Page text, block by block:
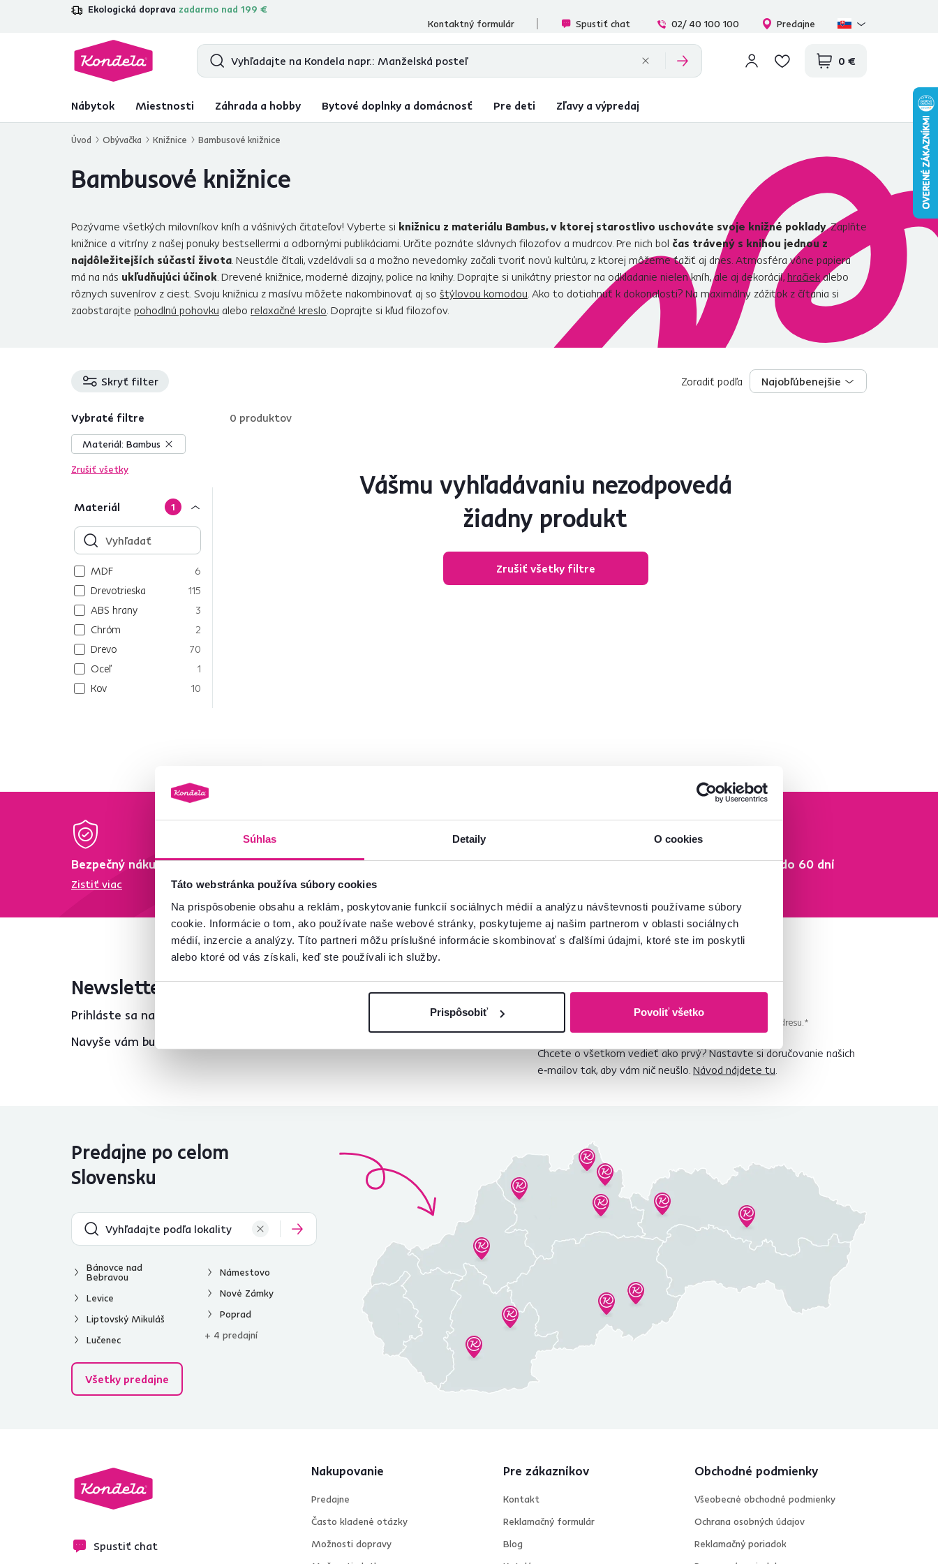
Súhlas Detaily O cookies
Táto webstránka používa súbory cookies
Na prispôsobenie obsahu a reklám, poskytovanie funkcií sociálnych médií a analýzu návštevnosti používame súbory
cookie. Informácie o tom, ako používate naše webové stránky, poskytujeme aj našim partnerom v oblasti sociálnych
médií, inzercie a analýzy. Títo partneri môžu príslušné informácie skombinovať s ďalšími údajmi, ktoré ste im poskytli
alebo ktoré od vás získali, keď ste používali ich služby.
Prispôsobiť Povoliť všetko
Ekologická doprava zadarmo nad 199 €
4,7 31 285overených produktových recenzií
Kontaktný formulár
Spustiť chat 02/ 40 100 100 Predajne
0 €
Nábytok Miestnosti Záhrada a hobby Bytové doplnky a domácnosť Pre deti Zľavy a výpredaj
Úvod Obývačka Knižnice Bambusové knižnice
Bambusové knižnice
Pozývame všetkých milovníkov kníh a vášnivých čitateľov! Vyberte si knižnicu z materiálu Bambus, v ktorej starostlivo uschováte svoje knižné poklady. Zaplňte
knižnice a vitríny z našej ponuky bestsellermi a odbornými publikáciami. Určite poznáte slávnych filozofov a mudrcov. Pre nich bol čas trávený s knihou jednou z
najdôležitejších súčastí života . Neustále čítali, vzdelávali sa a možno nevedomky začali tvoriť novú kultúru, z ktorej môžeme ťažiť aj dnes. Atmosféra vône papiera
má na nás ukľudňujúci účinok . Drevené knižnice, moderné dizajny, police na knihy. Doprajte si unikátny priestor na odkladanie nielen kníh, ale aj dekorácií, hračiek alebo
rôznych suvenírov z ciest. Svoju knižnicu z masívu môžete nakombinovať aj so štýlovou komodou . Ako to dotiahnuť k dokonalosti? Na maximálny zážitok z čítania si
zaobstarajte pohodlnú pohovku alebo relaxačné kreslo . Doprajte si kľud filozofov.
Skryť filter Najobľúbenejšie
Zoradiť podľa Najobľúbenejšie
Vybraté filtre
Materiál: Bambus
Zrušiť všetky
Materiál 1
MDF
6
Drevotrieska
115
ABS hrany
3
Chróm
2
Drevo
70
Oceľ
1
Kov
10
0 produktov
Vášmu vyhľadávaniu nezodpovedá
žiadny produkt
Zrušiť všetky filtre
Bezpečný nákup
Zistiť viac
Doprava od 199 € zadarmo
Zisti viac
95 % tovaru na sklade Vrátenie tovaru do 60 dní
Newsletter
Prihláste sa na odber a získajte uvítaciu zľavu
Navyše vám budeme posielať inšpirácie a výhodné ponuky pre vaše bývanie.
Odoberať
Súhlasím s posielaním pravidelného newslettra na uvedenú adresu.*
Chcete o všetkom vedieť ako prvý? Nastavte si doručovanie našich
e‑mailov tak, aby vám nič neušlo. Návod nájdete tu
Predajne po celom
Slovensku
Bánovce nad
Bebravou
Levice
Liptovský Mikuláš
Lučenec
Námestovo
Nové Zámky
Poprad
+ 4 predajní
Všetky predajne
Spustiť chat
Nakupovanie
Predajne
Často kladené otázky
Možnosti dopravy
Pre zákazníkov
Kontakt
Reklamačný formulár
Blog
Obchodné podmienky
Všeobecné obchodné podmienky
Ochrana osobných údajov
Reklamačný poriadok